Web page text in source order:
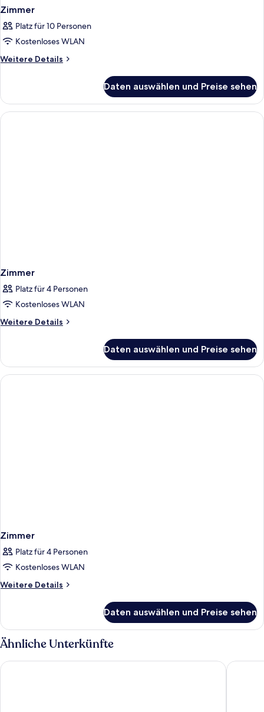
Zimmer
Platz für 10 Personen
Kostenloses WLAN
Weitere Details
Weitere
Daten auswählen und Preise sehen
Zimmer
Platz für 4 Personen
Kostenloses WLAN
Weitere Details
Weitere
Daten auswählen und Preise sehen
Zimmer
Platz für 4 Personen
Kostenloses WLAN
Weitere Details
Weitere
Daten auswählen und Preise sehen
Ähnliche Unterkünfte
Hotel Arnika